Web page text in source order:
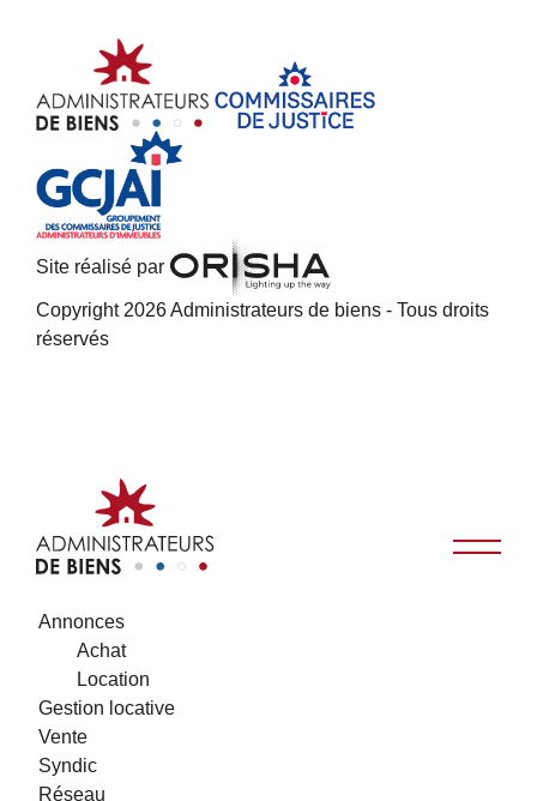
Site réalisé par
Copyright 2026 Administrateurs de biens - Tous droits
réservés
Annonces
Achat
Location
Gestion locative
Vente
Syndic
Réseau